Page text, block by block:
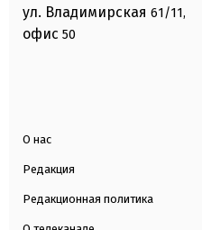
ул. Владимирская 61/11,
офис 50
О нас
Редакция
Редакционная политика